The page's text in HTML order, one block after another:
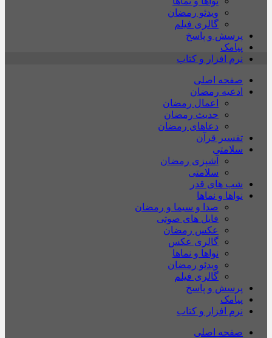
ویدئو رمضان
گالری فیلم
پرسش و پاسخ
پیامک
نرم افزار و کتاب
صفحه اصلی
ادعیه رمضان
اعمال رمضان
حدیث رمضان
دعاهای رمضان
تفسیر قرآن
سلامتی
آشپزی رمضان
سلامتی
شب های قدر
نواها و نماها
صدا و سیما و رمضان
فایل های صوتی
عکس رمضان
گالری عکس
نواها و نماها
ویدئو رمضان
گالری فیلم
پرسش و پاسخ
پیامک
نرم افزار و کتاب
صفحه اصلی